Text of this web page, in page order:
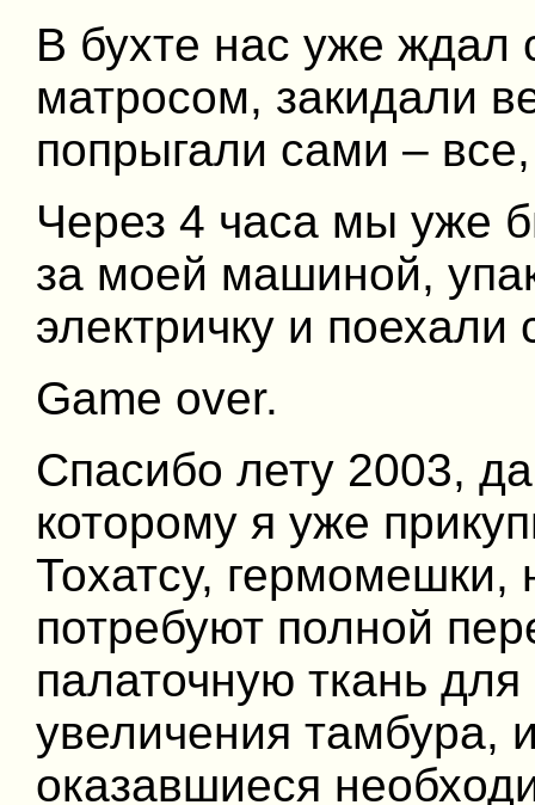
В бухте нас уже ждал
матросом, закидали
попрыгали сами –
Через 4 часа мы уже
за моей машиной,
электричку и
Game over.
Спасибо лету 2003,
которому я уже
Тохатсу, гермомешки,
потребуют полной
палаточную ткань
увеличения тамбура,
оказавшиеся